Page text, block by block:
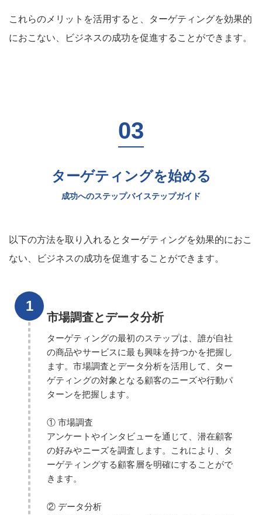
これらのメリットを活用すると、ターゲティングを効果的
におこない、ビジネスの成功を促進することができます。
ターゲティングを始める
成功へのステップバイステップガイド
以下の方法を取り入れるとターゲティングを効果的におこ
ない、ビジネスの成功を促進することができます。
市場調査とデータ分析
ターゲティングの最初のステップは、誰が自社
の商品やサービスに最も興味を持つかを把握し
ます。市場調査とデータ分析を活用して、ター
ゲティングの対象となる顧客のニーズや行動パ
ターンを把握します。
① 市場調査
アンケートやインタビューを通じて、潜在顧客
の好みやニーズを調査します。これにより、タ
ーゲティングする顧客層を明確にすることがで
きます。
② データ分析